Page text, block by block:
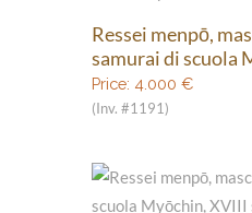
Ressei menpō,
samurai di scuola
Price: 4.000 €
(Inv. #1191)